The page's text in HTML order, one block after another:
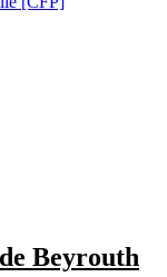
Beyrouth